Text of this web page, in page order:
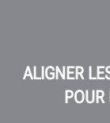
ALIGNER
POUR